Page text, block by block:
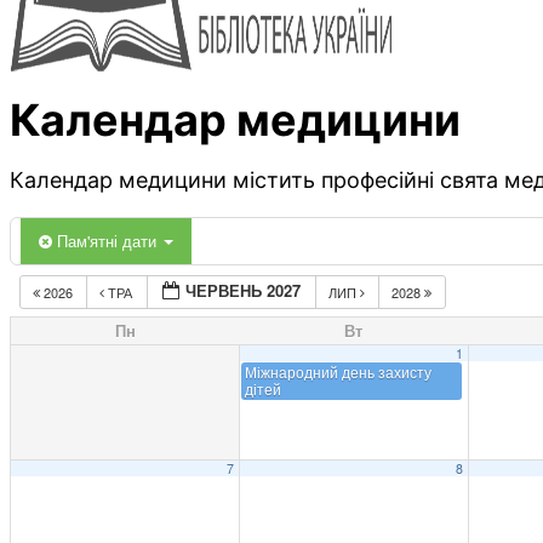
Календар медицини
Календар медицини містить професійні свята
Пам'ятні дати
2026 ТРА ЧЕРВЕНЬ 2027 ЛИП 2028
Пн Вт
1
Міжнародний день захисту
дітей
7 8